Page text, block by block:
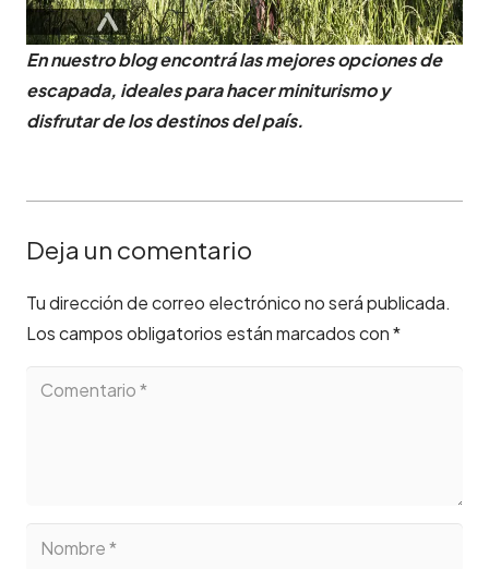
En nuestro blog encontrá las mejores opciones de
escapada, ideales para hacer miniturismo y
disfrutar de los destinos del país.
Deja un comentario
Tu dirección de correo electrónico no será publicada.
Los campos obligatorios están marcados con*